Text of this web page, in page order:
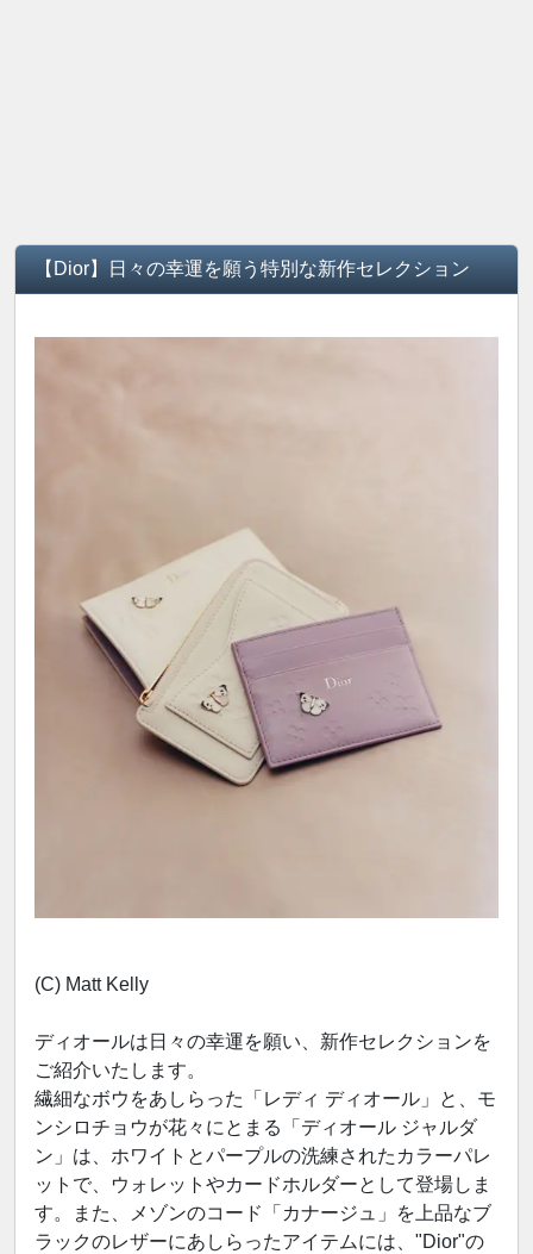
【Dior】日々の幸運を願う特別な新作セレクション
(C) Matt Kelly
ディオールは日々の幸運を願い、新作セレクションを
ご紹介いたします。
繊細なボウをあしらった「レディ ディオール」と、モ
ンシロチョウが花々にとまる「ディオール ジャルダ
ン」は、ホワイトとパープルの洗練されたカラーパレ
ットで、ウォレットやカードホルダーとして登場しま
す。また、メゾンのコード「カナージュ」を上品なブ
ラックのレザーにあしらったアイテムには、"Dior"の